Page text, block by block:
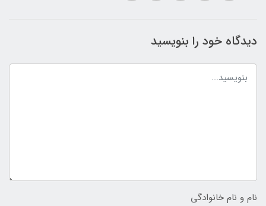
دیدگاه خود را بنویسید
نام و نام خانوادگی